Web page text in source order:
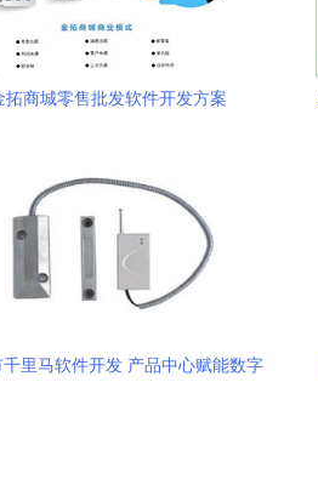
拓商城零售批发软件开发方案
里马软件开发 产品中心赋能数字